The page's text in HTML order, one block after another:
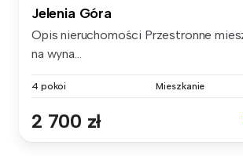
Jelenia Góra
Opis nieruchomości Przestronne
na wyna...
4 pokoi Mieszkanie
2 700 zł